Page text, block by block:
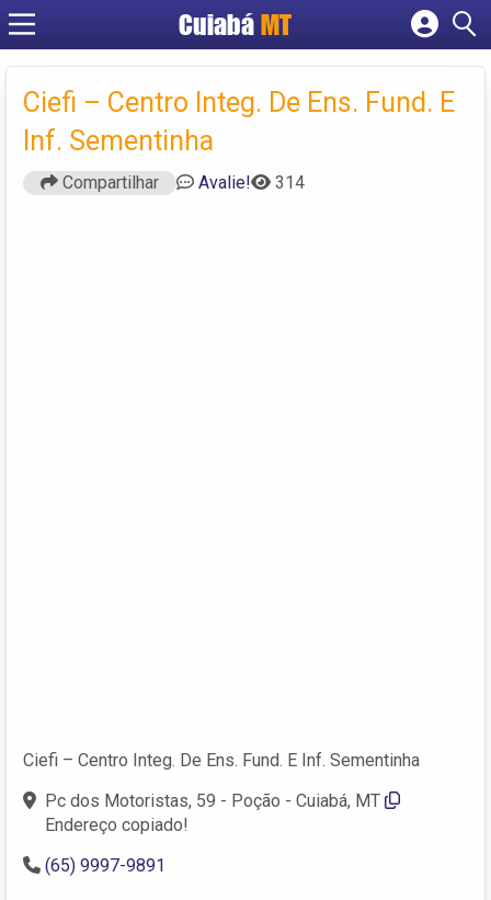
Cuiabá MT
Cadastrar empresa
Criar conta
Ciefi – Centro Integ. De Ens. Fund. E
Inf. Sementinha
Compartilhar Avalie! 314
Ciefi – Centro Integ. De Ens. Fund. E Inf. Sementinha
Pc dos Motoristas, 59 - Poção - Cuiabá, MT
Endereço copiado!
(65) 9997-9891